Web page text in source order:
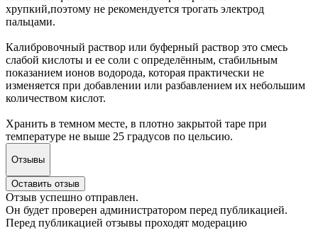
хрупкий,поэтому не рекомендуется трогать электрод
пальцами.
Калибровочный раствор или буферный раствор это смесь
слабой кислоты и ее соли с определённым, стабильным
показанием ионов водорода, которая практически не
изменяется при добавлении или разбавлением их небольшим
количеством кислот.
Хранить в темном месте, в плотно закрытой таре при
температуре не выше 25 градусов по цельсию.
Отзывы
Оставить отзыв
Отзыв успешно отправлен.
Он будет проверен администратором перед публикацией.
Перед публикацией отзывы проходят модерацию